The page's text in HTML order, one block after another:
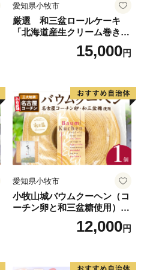
愛知県小牧市
厳選 和三盆ロールケーキ
「北海道産生クリーム巻き」
または「北海道産粒あん巻
き」（サイズ：レギュラー）
凍 愛知県 小牧市 アンプチベ
アやぐま
15,000円
愛知県小牧市
小牧山城バウムクーヘン（コ
ーチン卵と和三盆糖使用）
名古屋コーチン バームクー
ヘン 和三盆 小牧銘菓 バウム
12,000円